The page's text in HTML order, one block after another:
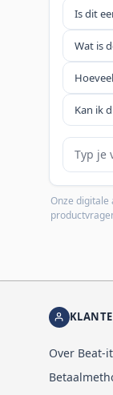
Is dit
Wat is
Kan ik
Je vraag
Onze digitale
Over Beat-